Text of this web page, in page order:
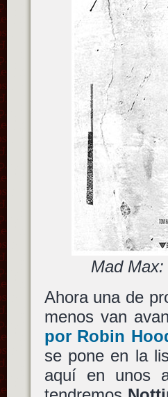
Mad
Ahora una de
menos van
por Robin
se pone en la
aquí en unos